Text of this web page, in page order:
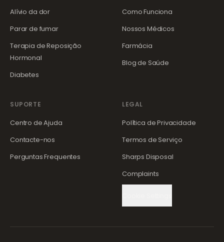
Alívio da dor
Parar de fumar
Terapia de Reposição
Hormonal
Diabetes
Como Funciona
Nossos Médicos
Farmácia
Blog de Saúde
SUPORTE
Centro de Ajuda
Contacte-nos
Perguntas Frequentes
LEGAL
Política de Privacidade
Termos de Serviço
Sharps Disposal
Complaints